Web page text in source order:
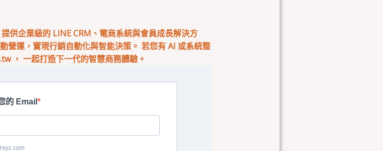
供企業級的 LINE CRM、電商系統與會員成長解決方
營運，實現行銷自動化與智能決策。 若您有 AI 或系統整
， 一起打造下一代的智慧商務體驗。
的 Email